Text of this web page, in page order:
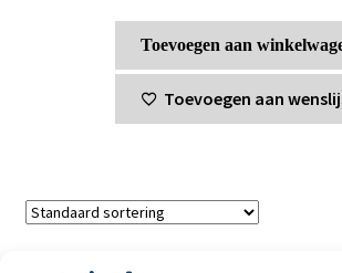
Toevoegen aan
Toevoegen aan